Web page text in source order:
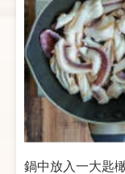
鍋中放入一大匙